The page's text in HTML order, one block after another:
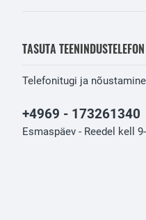
TASUTA TEENINDUSTELEFON
Telefonitugi ja
+4969 - 173261340
Esmaspäev - Reedel kell